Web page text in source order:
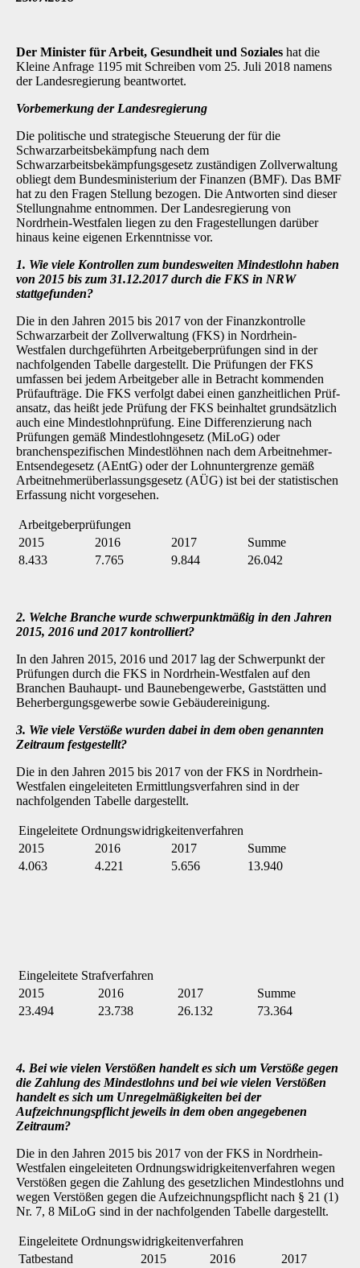
Der Minister für Arbeit, Gesundheit und Soziales hat die
Kleine Anfrage 1195 mit Schreiben vom 25. Juli 2018 namens
der Landesregierung beantwortet.
Vorbemerkung der Landesregierung
Die politische und strategische Steuerung der für die
Schwarzarbeitsbekämpfung nach dem
Schwarzarbeitsbekämpfungsgesetz zuständigen Zollverwaltung
obliegt dem Bundesministerium der Finanzen (BMF). Das BMF
hat zu den Fragen Stellung bezogen. Die Antworten sind dieser
Stellungnahme entnommen. Der Landesregierung von
Nordrhein-Westfalen liegen zu den Fragestellungen darüber
hinaus keine eigenen Erkenntnisse vor.
1. Wie viele Kontrollen zum bundesweiten Mindestlohn haben
von 2015 bis zum 31.12.2017 durch die FKS in NRW
stattgefunden?
Die in den Jahren 2015 bis 2017 von der Finanzkontrolle
Schwarzarbeit der Zollverwaltung (FKS) in Nordrhein-
Westfalen durchgeführten Arbeitgeberprüfungen sind in der
nachfolgenden Tabelle dargestellt. Die Prüfungen der FKS
umfassen bei jedem Arbeitgeber alle in Betracht kommenden
Prüfaufträge. Die FKS verfolgt dabei einen ganzheitlichen Prüf­
ansatz, das heißt jede Prüfung der FKS beinhaltet grundsätzlich
auch eine Mindestlohnprüfung. Eine Differenzierung nach
Prüfungen gemäß Mindestlohngesetz (MiLoG) oder
branchenspezifischen Mindestlöhnen nach dem Arbeitnehmer-
Entsendegesetz (AEntG) oder der Lohnuntergrenze gemäß
Arbeitnehmerüberlassungsgesetz (AÜG) ist bei der statistischen
Erfassung nicht vorgesehen.
Arbeitgeberprüfungen
2015
2016 2017
Summe
8.433
7.765 9.844 26.042
2. Welche Branche wurde schwerpunktmäßig in den Jahren
2015, 2016 und 2017 kontrolliert?
In den Jahren 2015, 2016 und 2017 lag der Schwerpunkt der
Prüfungen durch die FKS in Nordrhein-Westfalen auf den
Branchen Bauhaupt- und Baunebengewerbe, Gaststätten und
Beherbergungsgewerbe sowie Gebäudereinigung.
3. Wie viele Verstöße wurden dabei in dem oben genannten
Zeitraum festgestellt?
Die in den Jahren 2015 bis 2017 von der FKS in Nordrhein-
Westfalen eingeleiteten Ermittlungsverfahren sind in der
nachfolgenden Tabelle dargestellt.
Eingeleitete Ordnungswidrigkeitenverfahren
2015
2016 2017
Summe
4.063
4.221 5.656 13.940
Eingeleitete Strafverfahren
2015
2016 2017
Summe
23.494
23.738 26.132 73.364
4. Bei wie vielen Verstößen handelt es sich um Verstöße gegen
die Zahlung des Mindestlohns und bei wie vielen Verstößen
handelt es sich um Unregelmäßigkeiten bei der
Aufzeichnungspflicht jeweils in dem oben angegebenen
Zeitraum?
Die in den Jahren 2015 bis 2017 von der FKS in Nordrhein-
Westfalen eingeleiteten Ordnungswidrigkeitenverfahren wegen
Verstößen gegen die Zahlung des gesetzlichen Mindestlohns und
wegen Verstößen gegen die Aufzeichnungspflicht nach § 21 (1)
Nr. 7, 8 MiLoG sind in der nachfolgenden Tabelle dargestellt.
Eingeleitete Ordnungswidrigkeitenverfahren
Tatbestand
2015 2016
2017